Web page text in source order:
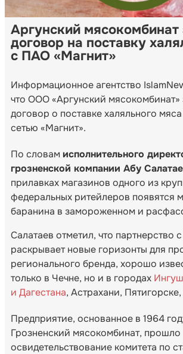
Аргунский
договор на поставку
с ПАО «Магнит»
Информационное агентство
что ООО «Аргунский мясокомбинат»
договор о поставке халяльного
сетью «Магнит».
По словам исполнительного
грозненской компании Абу
прилавках магазинов одного из
федеральных ритейлеров появятся
баранина в замороженном и
Салатаев отметил, что партнерство
раскрывает новые горизонты для
регионального бренда, хорошо
только в Чечне, но и в городах
и Дагестана, Астрахани,
Предприятие, основанное в 1964
Грозненский мясокомбинат, прошло
освидетельствование комитета по